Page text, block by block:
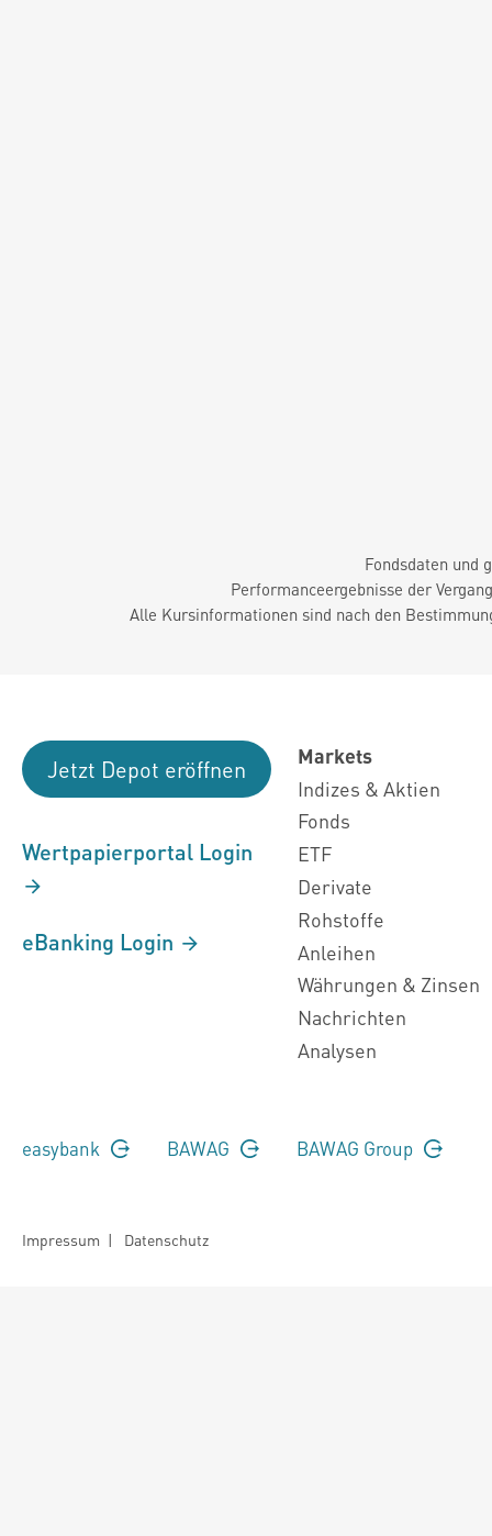
Fondsdaten und
Performanceergebnisse der
Alle Kursinformationen sind nach den
Jetzt Depot eröffnen
Wertpapierportal Login
eBanking Login
Markets
Indizes & Aktien
Fonds
ETF
Derivate
Rohstoffe
Anleihen
Währungen & Zinsen
Nachrichten
Analysen
easybank BAWAG BAWAG Group
Impressum | Datenschutz